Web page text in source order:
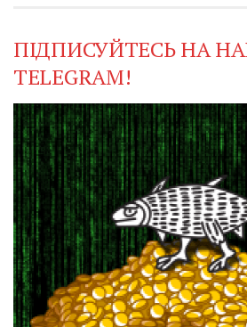
ПІДПИСУЙТЕСЬ НА
TELEGRAM!